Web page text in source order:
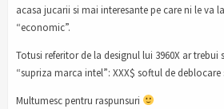
acasa jucarii si mai interesante pe care ni le va
“economic”.
Totusi referitor de la designul lui 3960X ar trebui
“supriza marca intel”: XXX$ softul de deblocare
Multumesc pentru raspunsuri